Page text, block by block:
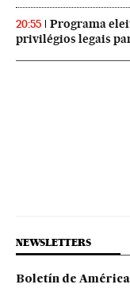
20:55
Programa
privilégios legais
NEWSLETTERS
Boletín de América